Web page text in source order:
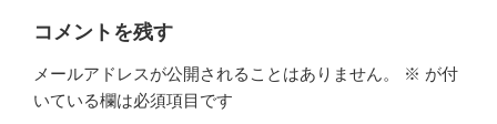
コメントを残す
メールアドレスが公開されることはありません。 ※ が付
いている欄は必須項目です